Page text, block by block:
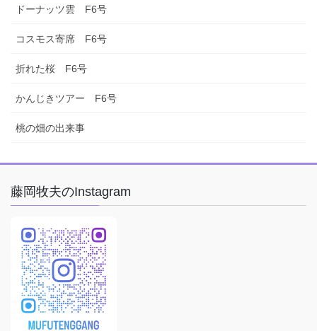
ドーナッツ雲 F6号
コスモス寄席 F6号
折れた桜 F6号
かんじきツアー F6号
桃の畑の出来事
藤岡牧夫のInstagram